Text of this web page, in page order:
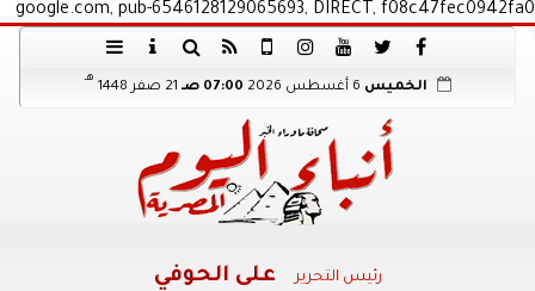
google.com, pub-6546128129065693, DIRECT, f08c47fec0942fa0
الخميس 07:00 صـ 21 صفر 1448
هـ
رئيس التحرير على الحوفي